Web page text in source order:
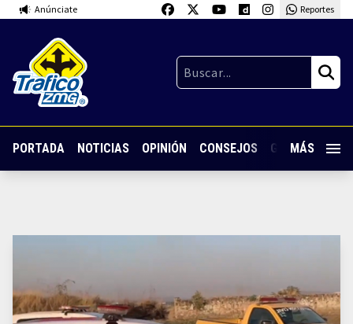
Anúnciate Reportes
PORTADA NOTICIAS OPINIÓN CONSEJOS GUARDIA
MÁS